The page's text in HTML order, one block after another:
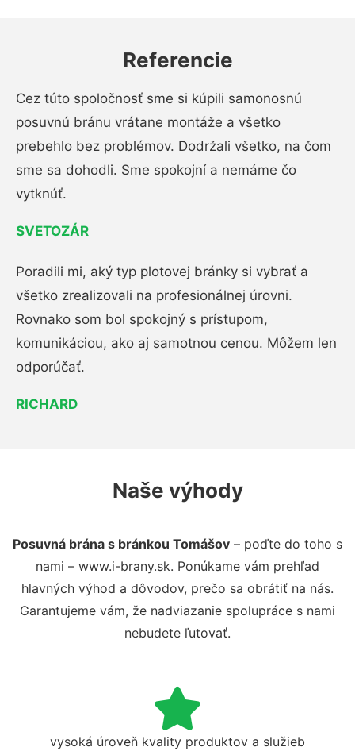
Referencie
Cez túto spoločnosť sme si kúpili samonosnú
posuvnú bránu vrátane montáže a všetko
prebehlo bez problémov. Dodržali všetko, na čom
sme sa dohodli. Sme spokojní a nemáme čo
vytknúť.
SVETOZÁR
Poradili mi, aký typ plotovej bránky si vybrať a
všetko zrealizovali na profesionálnej úrovni.
Rovnako som bol spokojný s prístupom,
komunikáciou, ako aj samotnou cenou. Môžem len
odporúčať.
RICHARD
Naše výhody
Posuvná brána s bránkou Tomášov – poďte do toho s
nami – www.i-brany.sk. Ponúkame vám prehľad
hlavných výhod a dôvodov, prečo sa obrátiť na nás.
Garantujeme vám, že nadviazanie spolupráce s nami
nebudete ľutovať.
vysoká úroveň kvality produktov a služieb